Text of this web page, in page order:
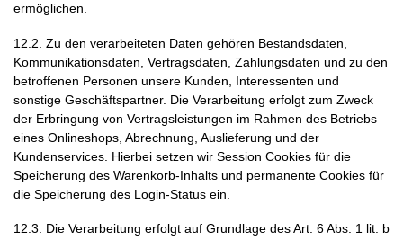
ermöglichen.
12.2. Zu den verarbeiteten Daten gehören Bestandsdaten,
Kommunikationsdaten, Vertragsdaten, Zahlungsdaten und zu den
betroffenen Personen unsere Kunden, Interessenten und
sonstige Geschäftspartner. Die Verarbeitung erfolgt zum Zweck
der Erbringung von Vertragsleistungen im Rahmen des Betriebs
eines Onlineshops, Abrechnung, Auslieferung und der
Kundenservices. Hierbei setzen wir Session Cookies für die
Speicherung des Warenkorb-Inhalts und permanente Cookies für
die Speicherung des Login-Status ein.
12.3. Die Verarbeitung erfolgt auf Grundlage des Art. 6 Abs. 1 lit. b